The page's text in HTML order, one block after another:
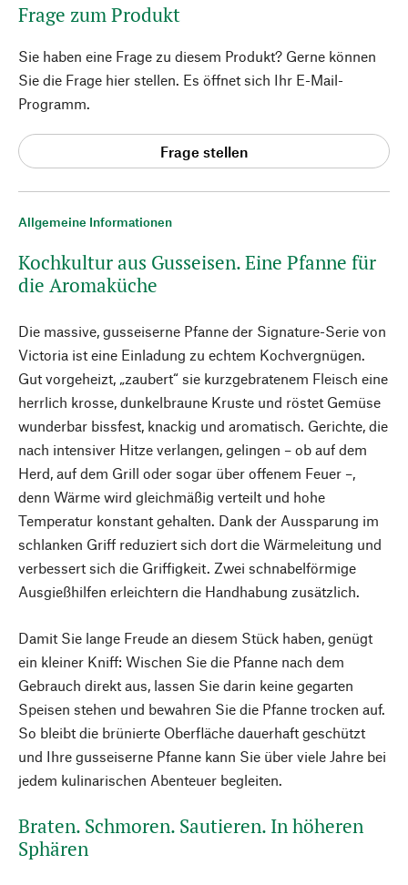
Allgemeine Informationen
Kochkultur aus Gusseisen. Eine Pfanne für
die Aromaküche
Die massive, gusseiserne Pfanne der Signature-Serie von
Victoria ist eine Einladung zu echtem Kochvergnügen.
Gut vorgeheizt, „zaubert“ sie kurzgebratenem Fleisch eine
herrlich krosse, dunkelbraune Kruste und röstet Gemüse
wunderbar bissfest, knackig und aromatisch. Gerichte, die
nach intensiver Hitze verlangen, gelingen – ob auf dem
Herd, auf dem Grill oder sogar über offenem Feuer –,
denn Wärme wird gleichmäßig verteilt und hohe
Temperatur konstant gehalten. Dank der Aussparung im
schlanken Griff reduziert sich dort die Wärmeleitung und
verbessert sich die Griffigkeit. Zwei schnabelförmige
Ausgießhilfen erleichtern die Handhabung zusätzlich.
Damit Sie lange Freude an diesem Stück haben, genügt
ein kleiner Kniff: Wischen Sie die Pfanne nach dem
Gebrauch direkt aus, lassen Sie darin keine gegarten
Speisen stehen und bewahren Sie die Pfanne trocken auf.
So bleibt die brünierte Oberfläche dauerhaft geschützt
und Ihre gusseiserne Pfanne kann Sie über viele Jahre bei
jedem kulinarischen Abenteuer begleiten.
Braten. Schmoren. Sautieren. In höheren
Sphären
Frage zum Produkt
Sie haben eine Frage zu diesem Produkt? Gerne können
Sie die Frage hier stellen. Es öffnet sich Ihr E-Mail-
Programm.
Frage stellen